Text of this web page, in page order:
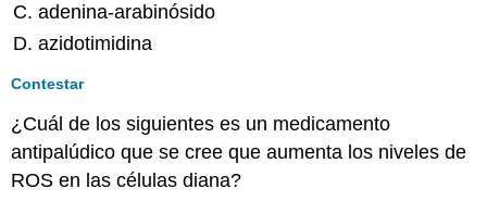
adenina-arabinósido
azidotimidina
Contestar
¿Cuál de los siguientes es un medicamento
antipalúdico que se cree que aumenta los niveles de
ROS en las células diana?